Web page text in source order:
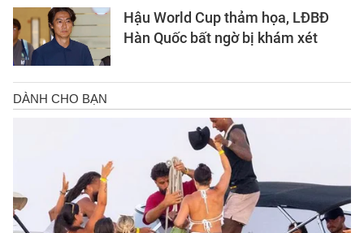
Hậu World Cup thảm họa, LĐBĐ
Hàn Quốc bất ngờ bị khám xét